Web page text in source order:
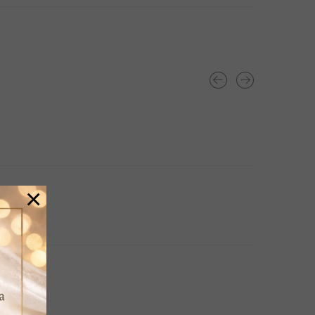
×